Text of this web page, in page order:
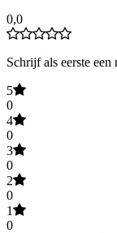
0,0
Schrijf als eerste
5
0
4
0
3
0
2
0
1
0